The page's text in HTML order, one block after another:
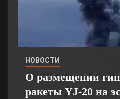
НОВОСТИ
О размещении
ракеты YJ-20 на